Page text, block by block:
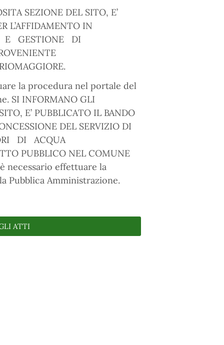
SEZIONE DEL SITO, E’
L’AFFIDAMENTO IN
E GESTIONE DI
la procedura nel portale del
SI INFORMANO GLI
E’ PUBBLICATO IL BANDO
DEL SERVIZIO DI
DI ACQUA
PUBBLICO NEL COMUNE
necessario effettuare la
Pubblica Amministrazione.
ATTI